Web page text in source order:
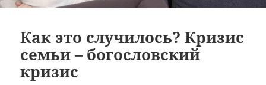
Как это случилось? Кризис
семьи – богословский
кризис